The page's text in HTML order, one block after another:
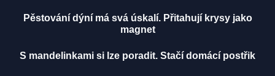
Pěstování dýní má svá úskalí. Přitahují krysy jako
magnet
S mandelinkami si lze poradit. Stačí domácí postřik